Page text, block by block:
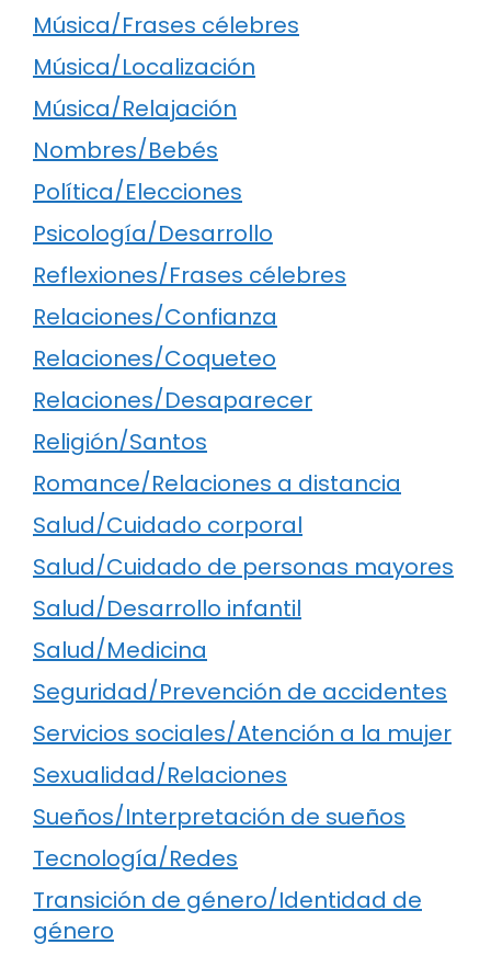
Música/Frases célebres
Música/Localización
Música/Relajación
Nombres/Bebés
Política/Elecciones
Psicología/Desarrollo
Reflexiones/Frases célebres
Relaciones/Confianza
Relaciones/Coqueteo
Relaciones/Desaparecer
Religión/Santos
Romance/Relaciones a distancia
Salud/Cuidado corporal
Salud/Cuidado de personas mayores
Salud/Desarrollo infantil
Salud/Medicina
Seguridad/Prevención de accidentes
Servicios sociales/Atención a la mujer
Sexualidad/Relaciones
Sueños/Interpretación de sueños
Tecnología/Redes
Transición de género/Identidad de
género